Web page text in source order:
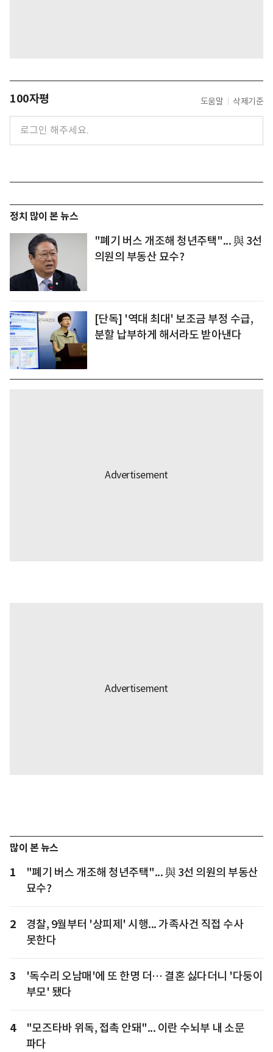
100자평 도움말 삭제기준
정치 많이 본 뉴스
"폐기 버스 개조해 청년주택"... 與 3선
의원의 부동산 묘수?
[단독] '역대 최대' 보조금 부정 수급,
분할 납부하게 해서라도 받아낸다
많이 본 뉴스
1
"폐기 버스 개조해 청년주택"... 與 3선 의원의 부동산
묘수?
2
경찰, 9월부터 '상피제' 시행... 가족사건 직접 수사
못한다
3
'독수리 오남매'에 또 한명 더… 결혼 싫다더니 '다둥이
부모' 됐다
4
"모즈타바 위독, 접촉 안돼"... 이란 수뇌부 내 소문
파다